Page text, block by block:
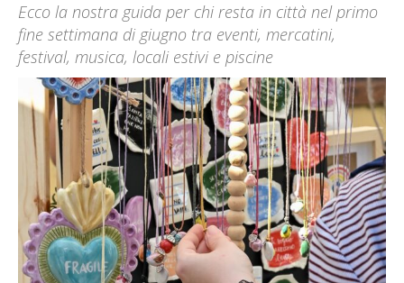
Ecco la nostra guida per chi resta in città nel primo
fine settimana di giugno tra eventi, mercatini,
festival, musica, locali estivi e piscine